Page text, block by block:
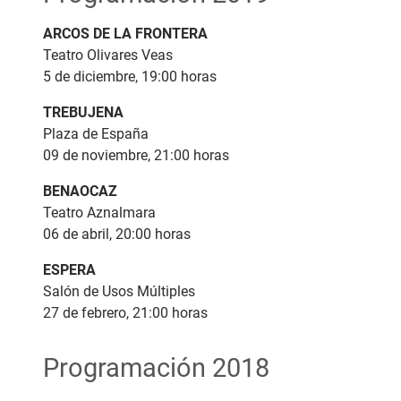
ARCOS DE LA FRONTERA
Teatro Olivares Veas
5 de diciembre, 19:00 horas
TREBUJENA
Plaza de España
09 de noviembre, 21:00 horas
BENAOCAZ
Teatro Aznalmara
06 de abril, 20:00 horas
ESPERA
Salón de Usos Múltiples
27 de febrero, 21:00 horas
Programación 2018